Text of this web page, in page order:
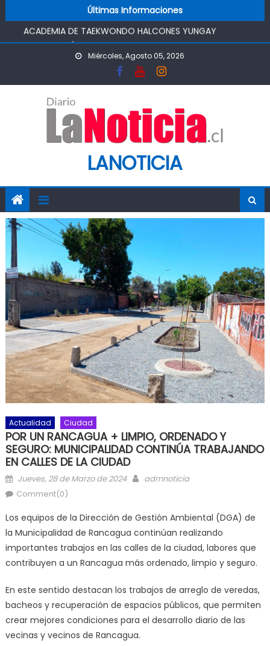
Últimas Informaciones
ACADEMIA DE TAEKWONDO HALCONES YUNGAY
ORGANIZARÁ SU PRIMER CAMPEONATO EN LA COMUNA DE
OLIVAR
CORTE DE RANCAGUA ORDENA INDEMNIZAR A FAMILIA DE
PACIENTE FALLECIDO POR FALTA DE SERVICIO
FOSIS DESTACA EL EMPRENDIMIENTO COMO MOTOR
ECONÓMICO Y ANUNCIA FORTALECER APOYOS PARA
EMPLEO AUTÓNOMO
O’HIGGINS MARCA PAUTA: ECONOMÍA EN ACCIÓN,
INICIATIVA IMPULSADA POR SEREMI DE ECONOMÍA, RECIBIÓ
AL SUBSECRETARIO KARLFRANZ KOEHLER EN CHIMBARONGO
CONCEJO APROBÓ POR UNANIMIDAD $170 MILLONES PARA
ADQUIRIR INMUEBLE
Miércoles, Agosto 05, 2026
LANOTICIA
Actualidad Ciudad
POR UN RANCAGUA + LIMPIO, ORDENADO Y
SEGURO: MUNICIPALIDAD CONTINÚA TRABAJANDO
EN CALLES DE LA CIUDAD
Posted on
Jueves, 28 de Marzo de 2024 Author
admnoticia
Comment(0)
Los equipos de la Dirección de Gestión Ambiental (DGA) de
la Municipalidad de Rancagua continúan realizando
importantes trabajos en las calles de la ciudad, labores que
contribuyen a un Rancagua más ordenado, limpio y seguro.
En este sentido destacan los trabajos de arreglo de veredas,
bacheos y recuperación de espacios públicos, que permiten
crear mejores condiciones para el desarrollo diario de las
vecinas y vecinos de Rancagua.